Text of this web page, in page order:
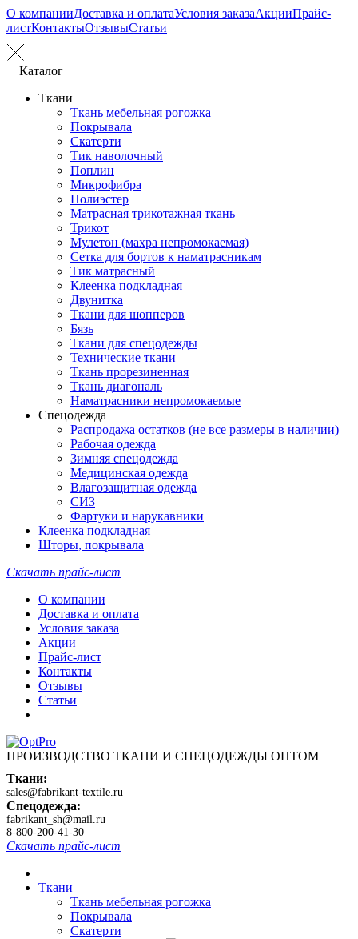
О компанииДоставка и оплатаУсловия заказаАкцииПрайс-
листКонтактыОтзывыСтатьи
Каталог
Ткани
Ткань мебельная рогожка
Покрывала
Скатерти
Тик наволочный
Поплин
Микрофибра
Полиэстер
Матрасная трикотажная ткань
Трикот
Мулетон (махра непромокаемая)
Сетка для бортов к наматрасникам
Тик матрасный
Клеенка подкладная
Двунитка
Ткани для шопперов
Бязь
Ткани для спецодежды
Технические ткани
Ткань прорезиненная
Ткань диагональ
Наматрасники непромокаемые
Спецодежда
Распродажа остатков (не все размеры в наличии)
Рабочая одежда
Зимняя спецодежда
Медицинская одежда
Влагозащитная одежда
СИЗ
Фартуки и нарукавники
Клеенка подкладная
Шторы, покрывала
Скачать прайс-лист
О компании
Доставка и оплата
Условия заказа
Акции
Прайс-лист
Контакты
Отзывы
Статьи
ПРОИЗВОДСТВО ТКАНИ И СПЕЦОДЕЖДЫ ОПТОМ
Ткани:
sales@fabrikant-textile.ru
Спецодежда:
fabrikant_sh@mail.ru
8-800-200-41-30
Скачать прайс-лист
Ткани
Ткань мебельная рогожка
Покрывала
Скатерти